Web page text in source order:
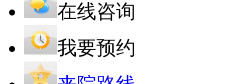
在线咨询
我要预约